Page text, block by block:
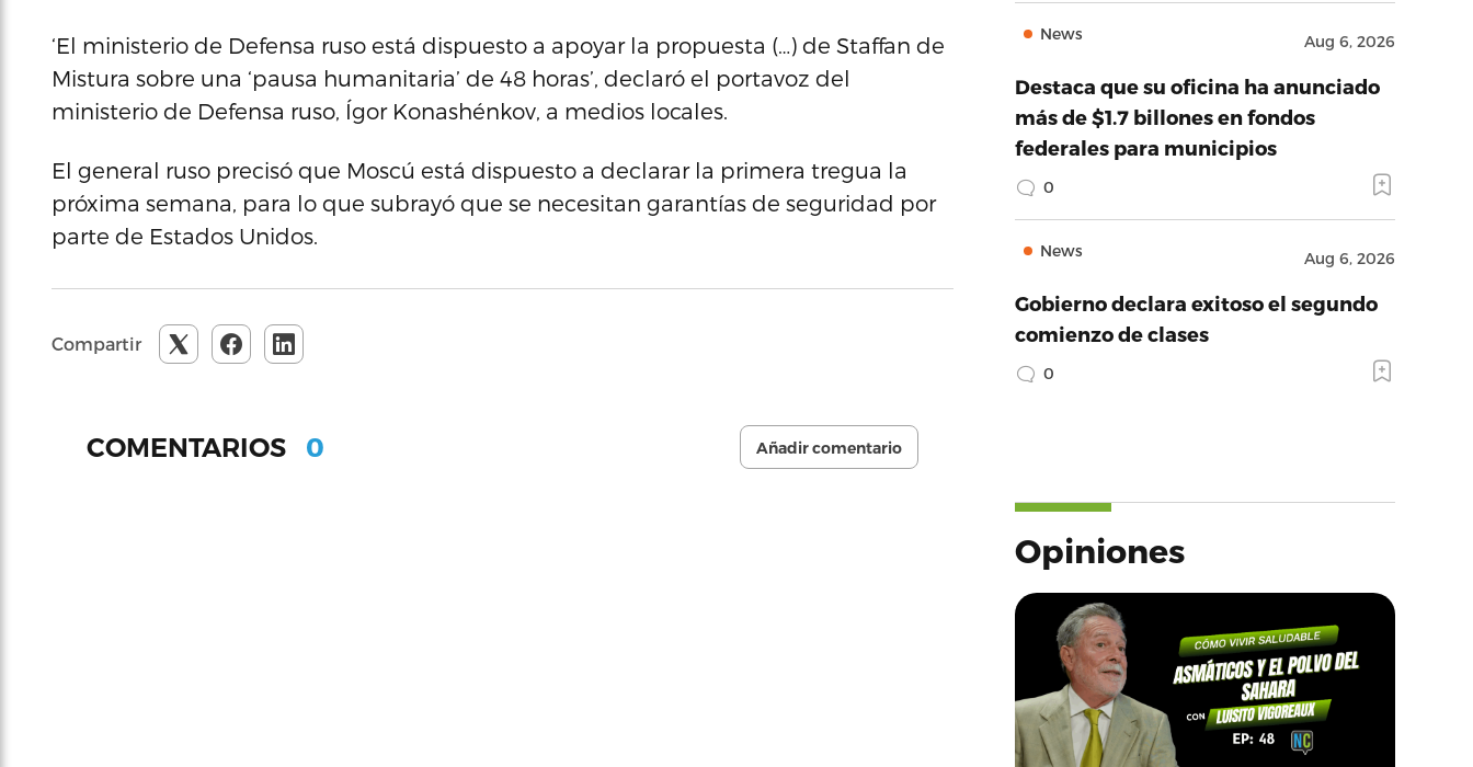
‘El ministerio de Defensa ruso está dispuesto a apoyar la propuesta (…) de Staffan de
Mistura sobre una ‘pausa humanitaria’ de 48 horas’, declaró el portavoz del
ministerio de Defensa ruso, Ígor Konashénkov, a medios locales.
El general ruso precisó que Moscú está dispuesto a declarar la primera tregua la
próxima semana, para lo que subrayó que se necesitan garantías de seguridad por
parte de Estados Unidos.
Compartir
COMENTARIOS 0 Añadir comentario
News Aug 6, 2026
Destaca que su oficina ha anunciado
más de $1.7 billones en fondos
federales para municipios
0
News Aug 6, 2026
Gobierno declara exitoso el segundo
comienzo de clases
0
Opiniones